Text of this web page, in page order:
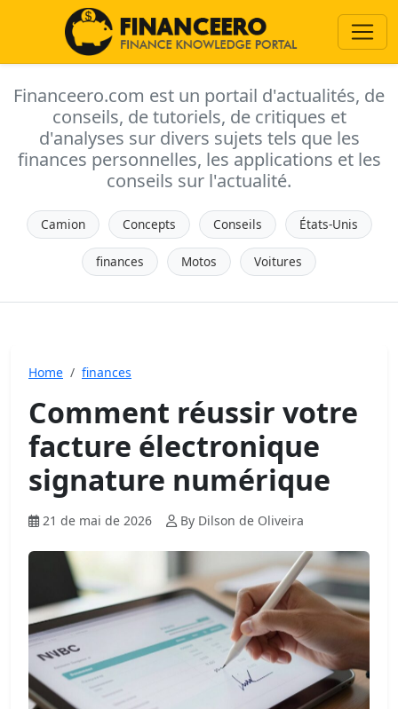
Financeero.com est un portail d'actualités, de
conseils, de tutoriels, de critiques et
d'analyses sur divers sujets tels que les
finances personnelles, les applications et les
conseils sur l'actualité.
Camion Concepts Conseils États-Unis
finances Motos Voitures
Home finances
Comment réussir votre
facture électronique
signature numérique
21 de mai de 2026 By Dilson de Oliveira